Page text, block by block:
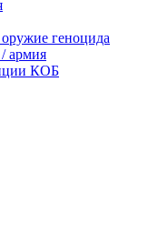
оружие геноцида
армия
КОБ